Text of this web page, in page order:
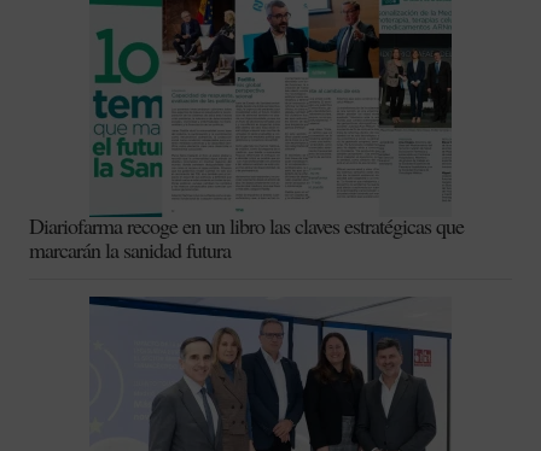
Diariofarma recoge en un libro las claves estratégicas que
marcarán la sanidad futura